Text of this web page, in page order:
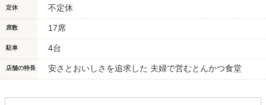
定休 不定休
席数 17席
駐車 4台
店舗の特長 安さとおいしさを追求した 夫婦で営むとんかつ食堂